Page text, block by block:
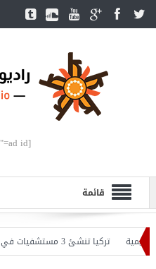
[ad id=""]
قائمة
تركيا تنشئ 3 مستشفيات في مناطق درع الفرات بسوريا